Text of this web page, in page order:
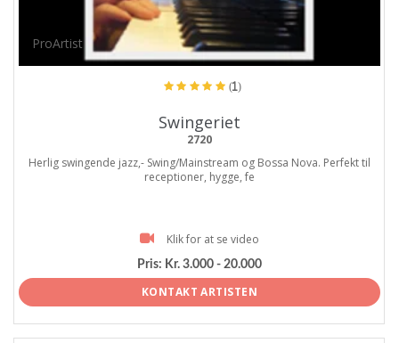
ProArtist
(1)
Swingeriet
2720
Herlig swingende jazz,- Swing/Mainstream og Bossa Nova. Perfekt til
receptioner, hygge, fe
Klik for at se video
Pris: Kr. 3.000 - 20.000
KONTAKT ARTISTEN